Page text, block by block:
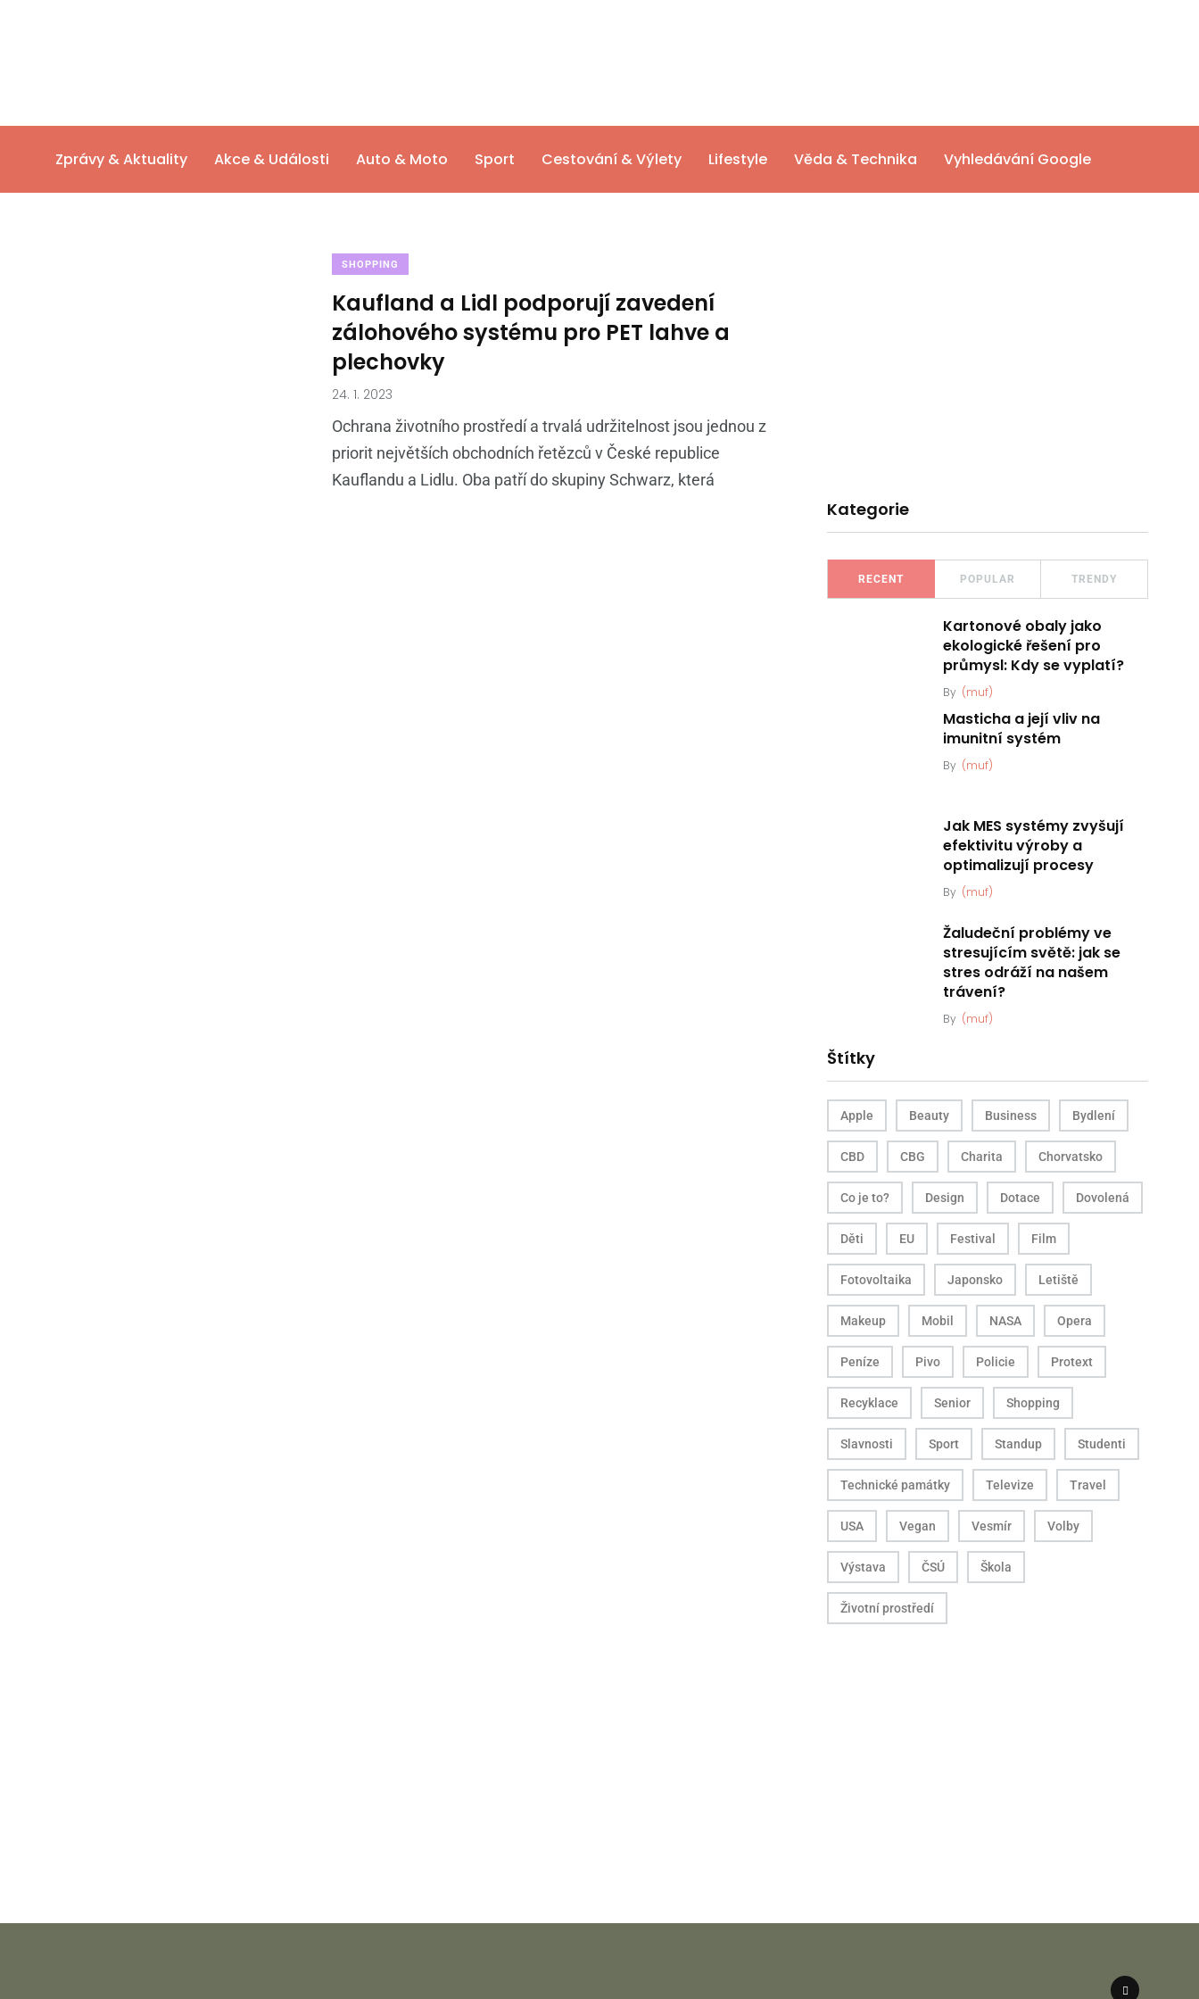
Zprávy & Aktuality Akce & Události Auto & Moto Sport Cestování & Výlety Lifestyle Věda & Technika Vyhledávání Google
SHOPPING
Kaufland a Lidl podporují zavedení
zálohového systému pro PET lahve a
plechovky
24. 1. 2023
Ochrana životního prostředí a trvalá udržitelnost jsou jednou z
priorit největších obchodních řetězců v České republice
Kauflandu a Lidlu. Oba patří do skupiny Schwarz, která
Kategorie
RECENT POPULAR TRENDY
Kartonové obaly jako
ekologické řešení pro
průmysl: Kdy se vyplatí?
By (muf)
Masticha a její vliv na
imunitní systém
By (muf)
Jak MES systémy zvyšují
efektivitu výroby a
optimalizují procesy
By (muf)
Žaludeční problémy ve
stresujícím světě: jak se
stres odráží na našem
trávení?
By (muf)
Štítky
Apple Beauty Business Bydlení
CBD CBG Charita Chorvatsko
Co je to? Design Dotace Dovolená
Děti EU Festival Film
Fotovoltaika Japonsko Letiště
Makeup Mobil NASA Opera
Peníze Pivo Policie Protext
Recyklace Senior Shopping
Slavnosti Sport Standup Studenti
Technické památky Televize Travel
USA Vegan Vesmír Volby
Výstava ČSÚ Škola
Životní prostředí